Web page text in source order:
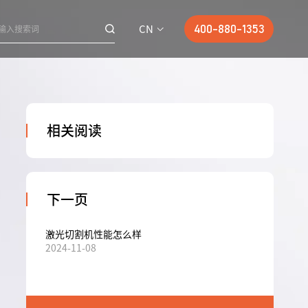
CN 400-880-1353
相关阅读
下一页
激光切割机性能怎么样
2024-11-08